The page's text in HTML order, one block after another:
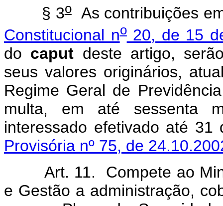
§ 3oAs contribuições
Constitucional no20, de 15
do caput deste artigo,
seus valores originários,
Regime Geral de
multa, em até sessenta
interessado efetivado até 31
Provisória nº 75, de
Art. 11. Compete ao
e Gestão a administração,